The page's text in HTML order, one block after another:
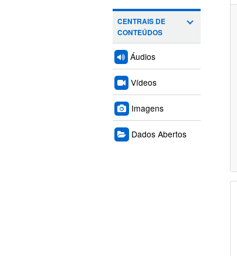
CENTRAIS DE
CONTEÚDOS
Áudios
Vídeos
Imagens
Dados Abertos